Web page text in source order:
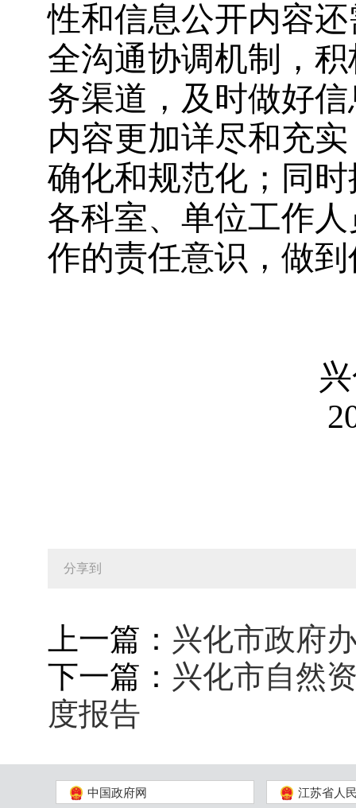
性和信息公开内容
全沟通协调机制，
务渠道，及时做好
内容更加详尽和充
确化和规范化；同
各科室、单位工作
作的责任意识，做
兴化市城
2021年1
分享到
上一篇： 兴化市政府
下一篇： 兴化市自然
度报告
中国政府网 江苏省人